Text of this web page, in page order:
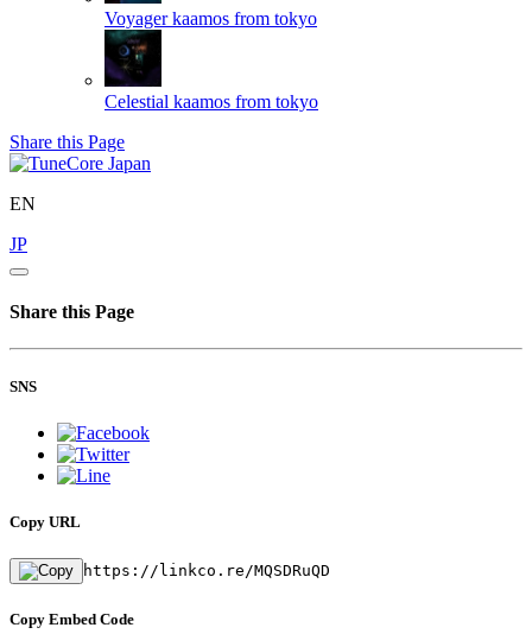
Voyager kaamos from tokyo
Celestial kaamos from tokyo
Share this Page
EN
JP
Share this Page
SNS
Copy URL
https://linkco.re/MQSDRuQD
Copy Embed Code